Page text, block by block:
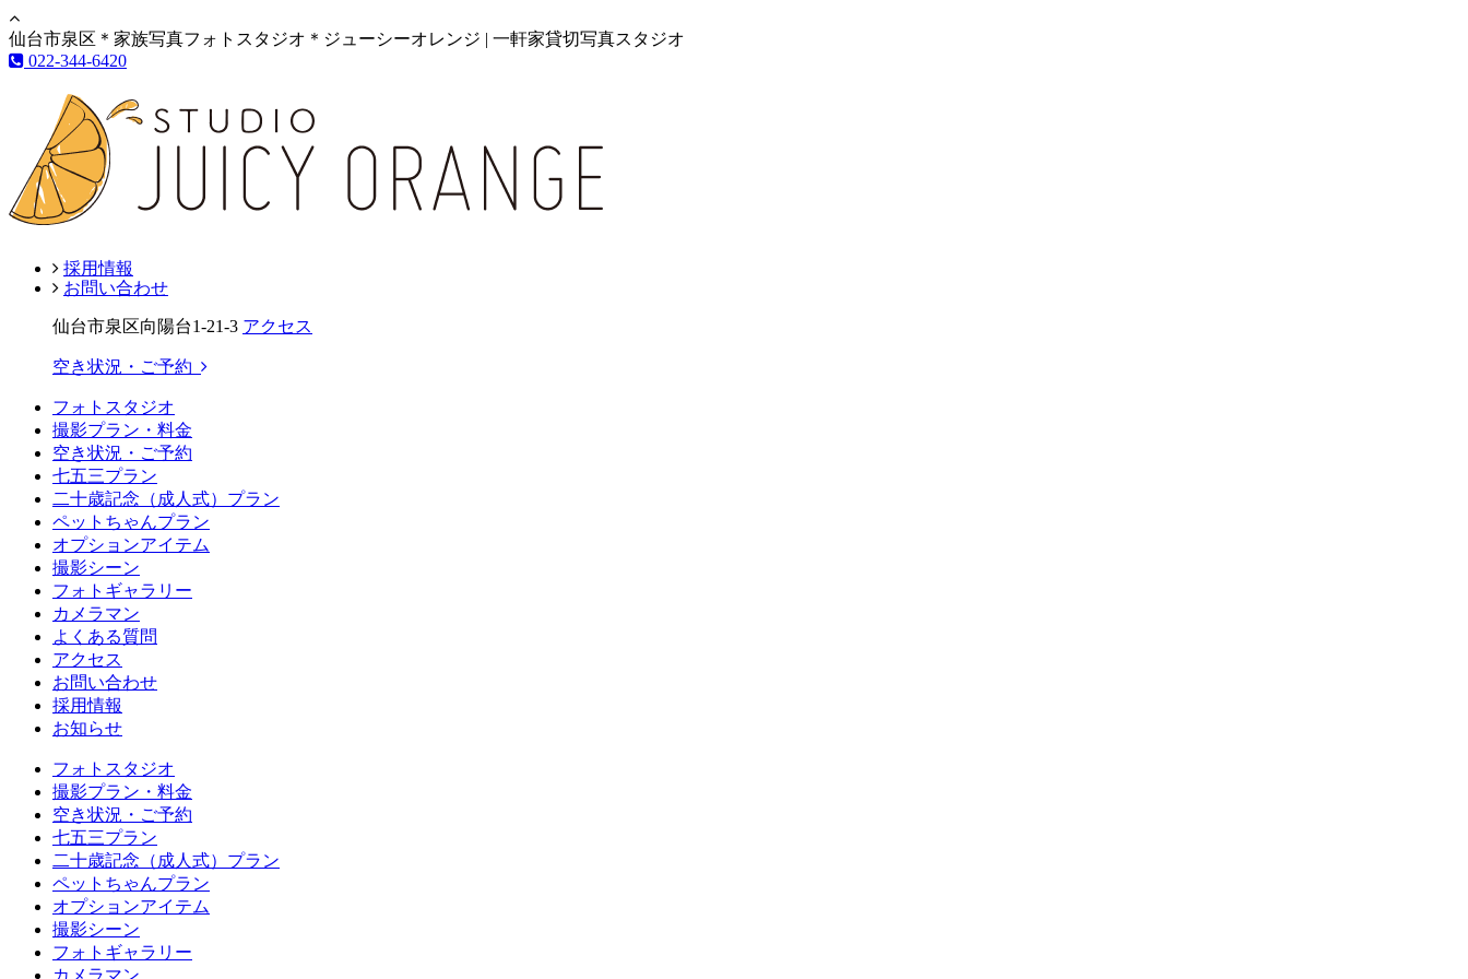
仙台市泉区＊家族写真フォトスタジオ＊ジューシーオレンジ | 一軒家貸切写真スタジオ
022-344-6420
採用情報
お問い合わせ
仙台市泉区向陽台1-21-3 アクセス
空き状況・ご予約
フォトスタジオ
撮影プラン・料金
空き状況・ご予約
七五三プラン
二十歳記念（成人式）プラン
ペットちゃんプラン
オプションアイテム
撮影シーン
フォトギャラリー
カメラマン
よくある質問
アクセス
お問い合わせ
採用情報
お知らせ
フォトスタジオ
撮影プラン・料金
空き状況・ご予約
七五三プラン
二十歳記念（成人式）プラン
ペットちゃんプラン
オプションアイテム
撮影シーン
フォトギャラリー
カメラマン